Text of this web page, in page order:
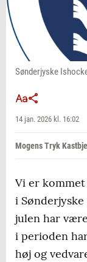
Sønderjyske
14 jan. 2026 kl. 16:02
Mogens Tryk
Vi er
i
julen har
i perioden
høj og